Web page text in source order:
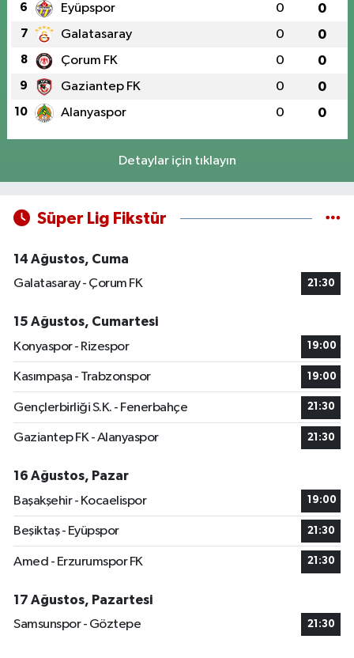
6 Eyüpspor 0 0
7 Galatasaray 0 0
8 Çorum FK 0 0
9 Gaziantep FK 0 0
10 Alanyaspor 0 0
Detaylar için tıklayın
Süper Lig Fikstür
14 Ağustos, Cuma
Galatasaray - Çorum FK
21:30
15 Ağustos, Cumartesi
Konyaspor - Rizespor
19:00
Kasımpaşa - Trabzonspor 19:00
Gençlerbirliği S.K. - Fenerbahçe 21:30
Gaziantep FK - Alanyaspor 21:30
16 Ağustos, Pazar
Başakşehir - Kocaelispor
19:00
Beşiktaş - Eyüpspor 21:30
Amed - Erzurumspor FK 21:30
17 Ağustos, Pazartesi
Samsunspor - Göztepe
21:30